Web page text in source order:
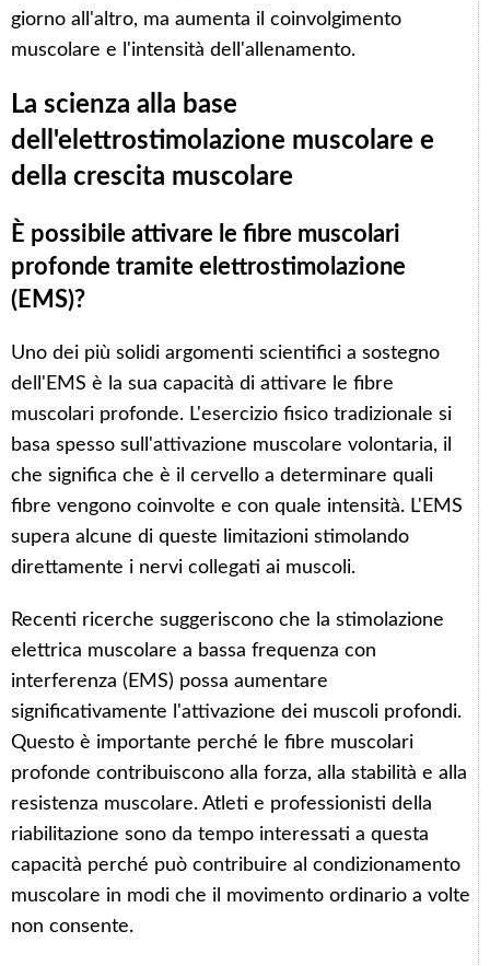
giorno all'altro, ma aumenta il coinvolgimento
muscolare e l'intensità dell'allenamento.
La scienza alla base
dell'elettrostimolazione muscolare e
della crescita muscolare
È possibile attivare le fibre muscolari
profonde tramite elettrostimolazione
(EMS)?
Uno dei più solidi argomenti scientifici a sostegno
dell'EMS è la sua capacità di attivare le fibre
muscolari profonde. L'esercizio fisico tradizionale si
basa spesso sull'attivazione muscolare volontaria, il
che significa che è il cervello a determinare quali
fibre vengono coinvolte e con quale intensità. L'EMS
supera alcune di queste limitazioni stimolando
direttamente i nervi collegati ai muscoli.
Recenti ricerche suggeriscono che la stimolazione
elettrica muscolare a bassa frequenza con
interferenza (EMS) possa aumentare
significativamente l'attivazione dei muscoli profondi.
Questo è importante perché le fibre muscolari
profonde contribuiscono alla forza, alla stabilità e alla
resistenza muscolare. Atleti e professionisti della
riabilitazione sono da tempo interessati a questa
capacità perché può contribuire al condizionamento
muscolare in modi che il movimento ordinario a volte
non consente.